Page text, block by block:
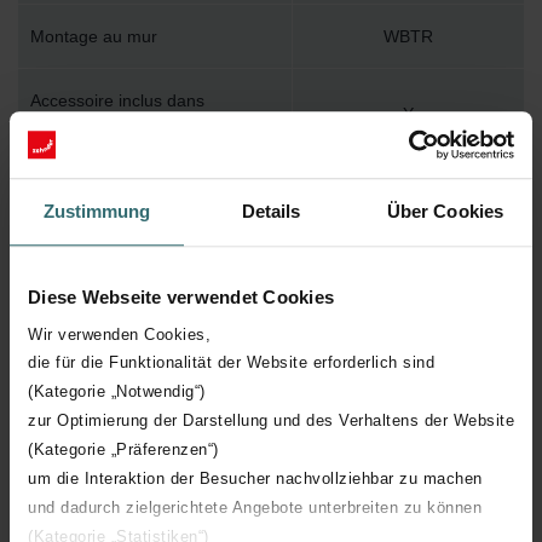
Zustimmung Details Über Cookies
Diese Webseite verwendet Cookies
Wir verwenden Cookies,
die für die Funktionalität der Website erforderlich sind
(Kategorie „Notwendig“)
zur Optimierung der Darstellung und des Verhaltens der Website
(Kategorie „Präferenzen“)
um die Interaktion der Besucher nachvollziehbar zu machen
und dadurch zielgerichtete Angebote unterbreiten zu können
(Kategorie „Statistiken“)
Montage au mur WBTR
Accessoire inclus dans
l'emballage
Y
maximum
120
Longueur technique
Hauteur technique 805 mm
Profondeur technique 67 mm